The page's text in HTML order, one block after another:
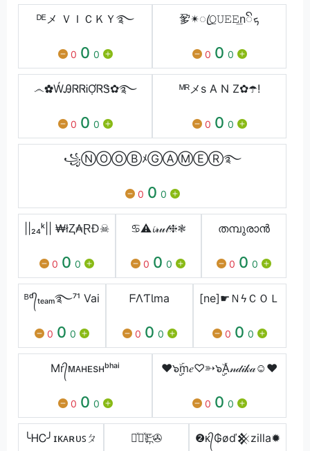
ᴰᴱメ ＶＩＣＫＹ࿐
0 0 0
㚉✴ꦿ𝚀𝚄𝙴𝙴͟nꦼܟ
0 0 0
෴✿ẂᎯᏒᏒᎥỢᏒᏕ✿࿐
0 0 0
ᴹᴿメs A N Z✿☂️!
0 0 0
꧁ⓃⓄⓄⒷﾒⒼⒶⓂⒺⓇ࿐
0 0 0
||₂₄ᵏ|| ₩łⱫ₳ⱤĐ☠
0 0 0
♋⚠𝓲𝓇𝓊𝓉❈❃
0 0 0
തമ്പുരാൻ
0 0 0
ᴮᵈ᭄ₜₑₐₘ࿐⁷¹ Vai
0 0 0
ᖴΛƬƖma
0 0 0
[ne]☛ＮϟＣＯＬ
0 0 0
Mr᭄ᴍᴀʜᴇsʜᵇʰᵃⁱ
0 0 0
♥๖ۣۣۜm𝑒♡➳๖ۣۣۜА𝓃𝒹𝒾𝓀𝒶☺♥
0 0 0
╰ᎻᏟ╯ɪᴋᴀʀᴜꜱㄆ 𝔼ͯ𝕐ͯ𝔼҉✇ ❷ᴋ᭄₲øď𒆜zilla✹